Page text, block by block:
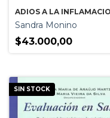
ADIOS A LA
Sandra Monino
$43.000,00
SIN STOCK